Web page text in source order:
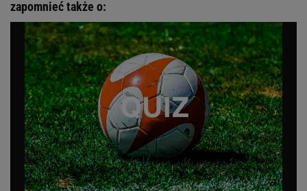
zapomnieć także o: